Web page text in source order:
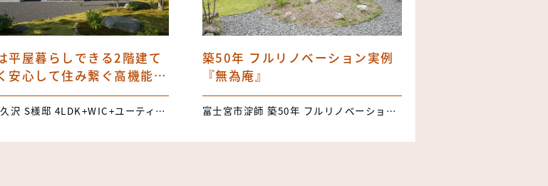
平屋暮らしできる2階建て
安心して住み繋ぐ高機能パ
ハウス～
富士市久沢 S様邸 4LDK+WIC+ユーティリティスペース 34.75坪
築50年 フルリノベーション実例
『無為庵』
富士宮市淀師 築50年 フルリノベーション実例『無為庵』 3LDK＋WIC 延床面積：104.34㎡（31.57坪）